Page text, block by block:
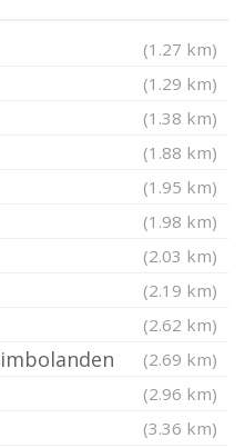
(1.27 km)
(1.29 km)
(1.38 km)
(1.88 km)
(1.95 km)
(1.98 km)
(2.03 km)
(2.19 km)
(2.62 km)
(2.69 km)
(2.96 km)
(3.36 km)